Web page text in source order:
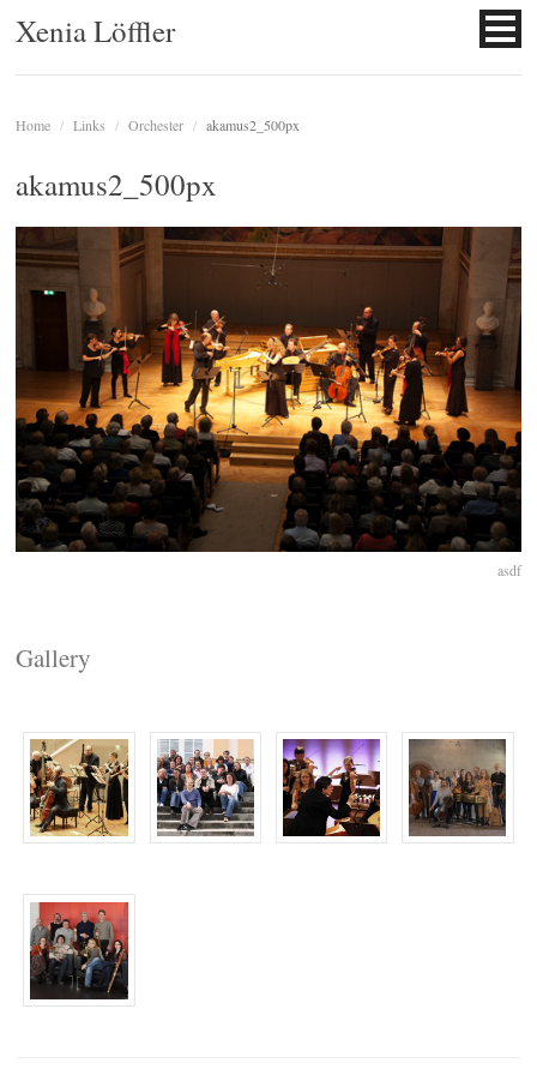
Xenia Löffler
Home / Links / Orchester / akamus2_500px
akamus2_500px
asdf
Gallery